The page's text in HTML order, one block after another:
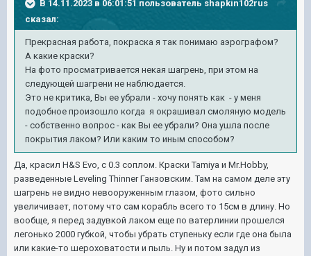
В 14.11.2023 в 06:01:51 пользователь shapkin102rus
сказал:
Прекрасная работа, покраска я так понимаю аэрографом?
А какие краски?
На фото просматривается некая шагрень, при этом на
следующей шагрени не наблюдается.
Это не критика, Вы ее убрали - хочу понять как - у меня
подобное произошло когда я окрашивал смоляную модель
- собственно вопрос - как Вы ее убрали? Она ушла после
покрытия лаком? Или каким то иным способом?
Да, красил H&S Evo, с 0.3 соплом. Краски Tamiya и Mr.Hobby,
разведенные Leveling Thinner Ганзовским. Там на самом деле эту
шагрень не видно невооруженным глазом, фото сильно
увеличивает, потому что сам корабль всего то 15см в длину. Но
вообще, я перед задувкой лаком еще по ватерлинии прошелся
легонько 2000 губкой, чтобы убрать ступеньку если где она была
или какие-то шероховатости и пыль. Ну и потом задул из